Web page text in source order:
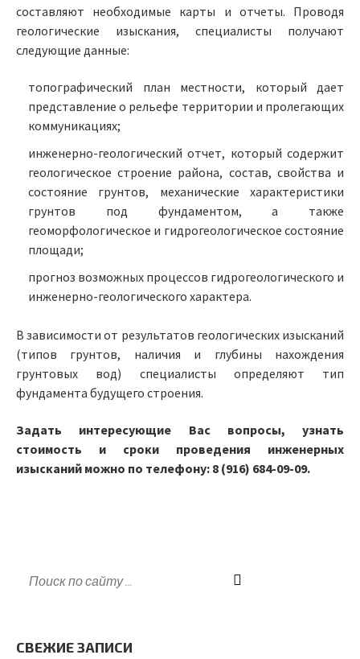
составляют необходимые карты и отчеты. Проводя
геологические изыскания, специалисты получают
следующие данные:
топографический план местности, который дает
представление о рельефе территории и пролегающих
коммуникациях;
инженерно-геологический отчет, который содержит
геологическое строение района, состав, свойства и
состояние грунтов, механические характеристики
грунтов под фундаментом, а также
геоморфологическое и гидрогеологическое состояние
площади;
прогноз возможных процессов гидрогеологического и
инженерно-геологического характера.
В зависимости от результатов геологических изысканий
(типов грунтов, наличия и глубины нахождения
грунтовых вод) специалисты определяют тип
фундамента будущего строения.
Задать интересующие Вас вопросы, узнать
стоимость и сроки проведения инженерных
изысканий можно по телефону: 8 (916) 684-09-09.
СВЕЖИЕ ЗАПИСИ